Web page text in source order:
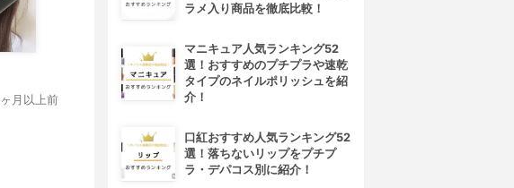
月以上前
ラメ入り商品を徹底比較！
マニキュア人気ランキング52
選！おすすめのプチプラや速乾
タイプのネイルポリッシュを紹
介！
口紅おすすめ人気ランキング52
選！落ちないリップをプチプ
ラ・デパコス別に紹介！